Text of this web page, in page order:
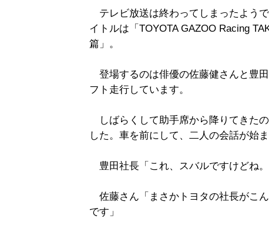
テレビ放送は終わってしまったよう
イトルは「TOYOTA GAZOO Racing
篇」。
登場するのは俳優の佐藤健さんと豊
フト走行しています。
しばらくして助手席から降りてきた
した。車を前にして、二人の会話が始ま
豊田社長「これ、スバルですけどね
佐藤さん「まさかトヨタの社長がこ
です」